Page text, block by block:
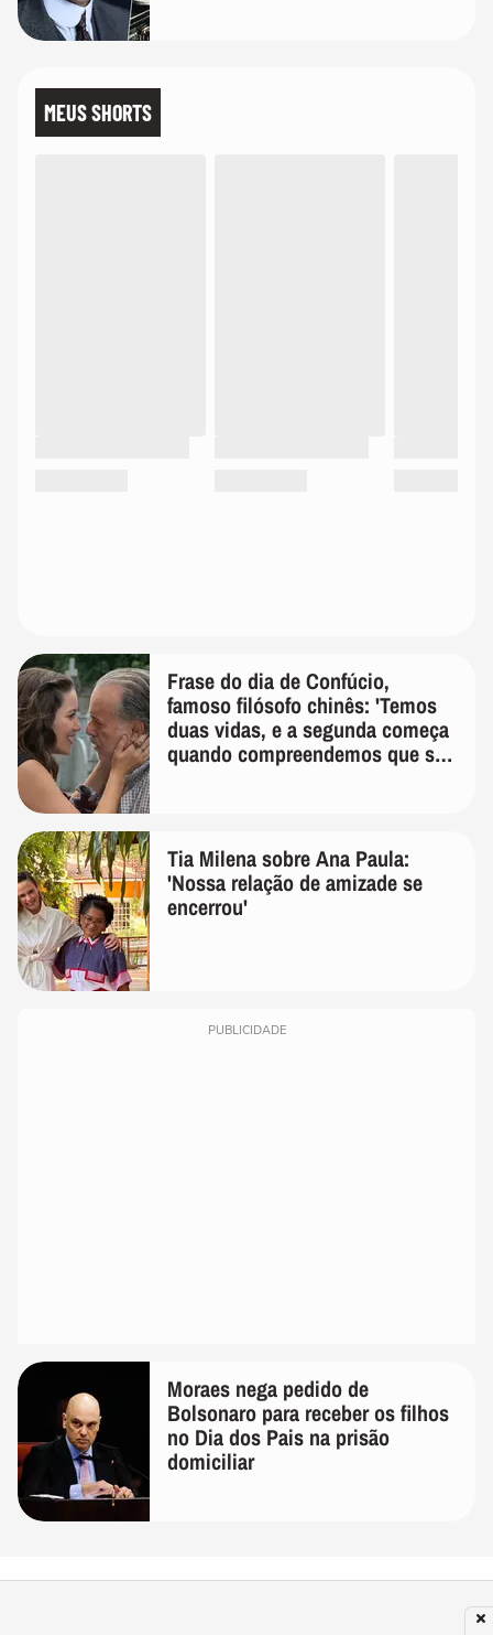
MEUS SHORTS
Frase do dia de Confúcio,
famoso filósofo chinês: 'Temos
duas vidas, e a segunda começa
quando compreendemos que só
Tia Milena sobre Ana Paula:
'Nossa relação de amizade se
encerrou'
PUBLICIDADE
Moraes nega pedido de
Bolsonaro para receber os filhos
no Dia dos Pais na prisão
domiciliar